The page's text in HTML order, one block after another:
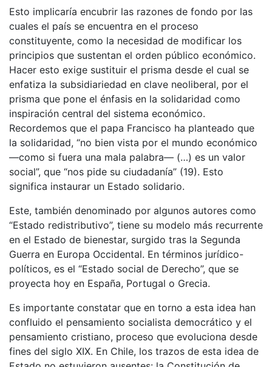
Esto implicaría encubrir las razones de fondo por las
cuales el país se encuentra en el proceso
constituyente, como la necesidad de modificar los
principios que sustentan el orden público económico.
Hacer esto exige sustituir el prisma desde el cual se
enfatiza la subsidiariedad en clave neoliberal, por el
prisma que pone el énfasis en la solidaridad como
inspiración central del sistema económico.
Recordemos que el papa Francisco ha planteado que
la solidaridad, “no bien vista por el mundo económico
—como si fuera una mala palabra— (…) es un valor
social”, que “nos pide su ciudadanía” (19). Esto
significa instaurar un Estado solidario.
Este, también denominado por algunos autores como
“Estado redistributivo”, tiene su modelo más recurrente
en el Estado de bienestar, surgido tras la Segunda
Guerra en Europa Occidental. En términos jurídico-
políticos, es el “Estado social de Derecho”, que se
proyecta hoy en España, Portugal o Grecia.
Es importante constatar que en torno a esta idea han
confluido el pensamiento socialista democrático y el
pensamiento cristiano, proceso que evoluciona desde
fines del siglo XIX. En Chile, los trazos de esta idea de